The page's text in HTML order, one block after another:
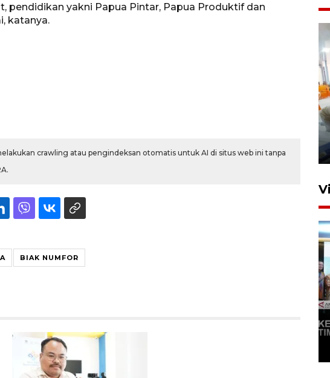
pendidikan yakni Papua Pintar, Papua Produktif dan
katanya.
crawling atau pengindeksan otomatis untuk AI di situs web ini tanpa
BIAK NUMFOR
8 Januari 2026 20:19